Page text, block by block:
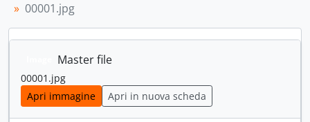
[Unità archivistica] b.2-fasc.25 - Comitato direttivo, 1974
[Unità archivistica] b.2-fasc.26 - Comitato direttivo Camera del lavoro, 1975
[Unità archivistica] b.2-fasc.28 - Comitato direttivo Ccdl, 1976
[Unità archivistica] b.2-fasc.29 - Riunioni Comitato direttivo, 1977
00001.jpg
Master file
00001.jpg
Apri immagine
Apri in nuova scheda